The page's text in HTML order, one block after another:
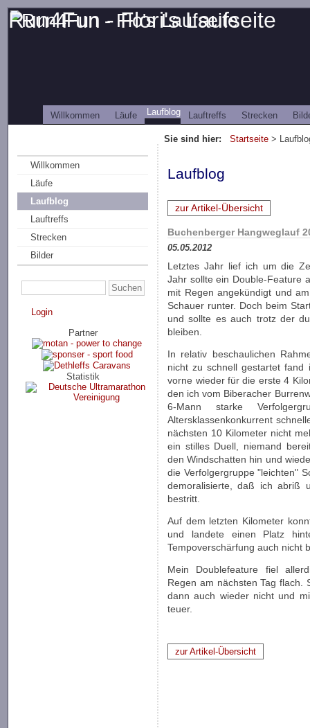
Run4Fun - Flori's Laufseite
Willkommen Läufe Laufblog Lauftreffs Strecken
Sie sind hier:Startseite >
Willkommen
Läufe
Laufblog
Lauftreffs
Strecken
Bilder
Login
Partner
Statistik
Laufblog
zur Artikel-Übersicht
Buchenberger Hangweglauf
05.05.2012
Letztes Jahr lief ich um die
Jahr sollte ein Double-Feature
mit Regen angekündigt und
Schauer runter. Doch beim
und sollte es auch trotz der
bleiben.
In relativ beschaulichen
nicht zu schnell gestartet
vorne wieder für die erste 4
den ich vom Biberacher
6-Mann starke
Altersklassenkonkurrent
nächsten 10 Kilometer nicht
ein stilles Duell, niemand
den Windschatten hin und
die Verfolgergruppe "leichten"
demoralisierte, daß ich abriß
bestritt.
Auf dem letzten Kilometer
und landete einen Platz
Tempoverschärfung auch nicht
Mein Doublefeature fiel
Regen am nächsten Tag flach.
dann auch wieder nicht und
teuer.
zur Artikel-Übersicht